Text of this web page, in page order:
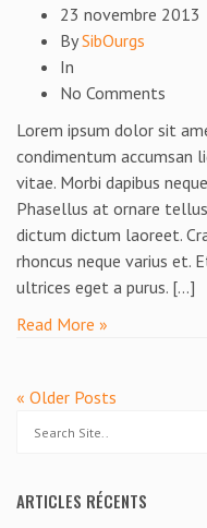
23 novembre 2013
BySibOurgs
In
No Comments
Lorem ipsum dolor sit
condimentum accumsan
vitae. Morbi dapibus
Phasellus at ornare
dictum dictum laoreet.
rhoncus neque varius et.
ultrices eget a purus. […]
Read More »
« Older Posts
ARTICLES RÉCENTS